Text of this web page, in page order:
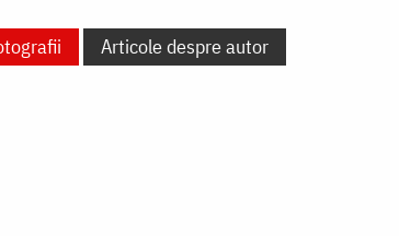
Articole despre autor